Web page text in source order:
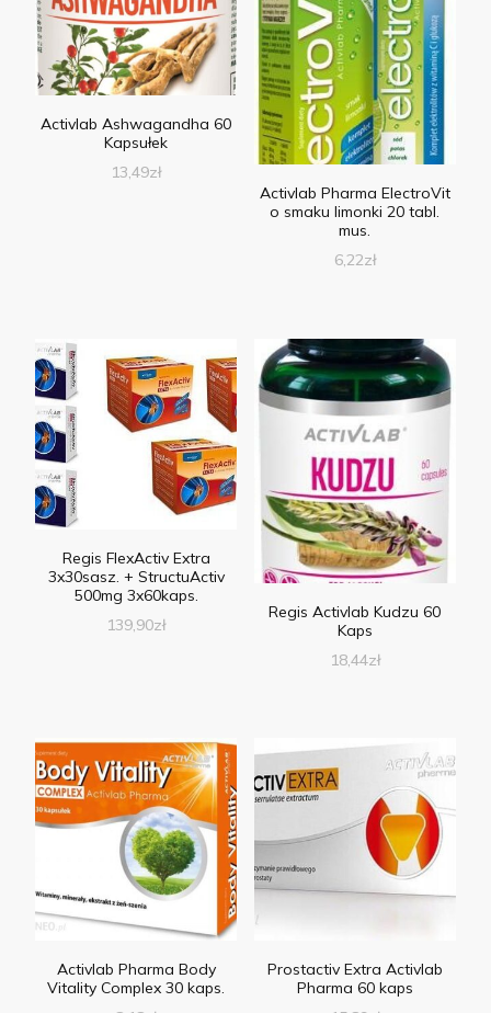
Activlab Ashwagandha 60
Kapsułek
13,49zł
Activlab Pharma ElectroVit
o smaku limonki 20 tabl.
mus.
6,22zł
Regis FlexActiv Extra
3x30sasz. + StructuActiv
500mg 3x60kaps.
139,90zł
Regis Activlab Kudzu 60
Kaps
18,44zł
Activlab Pharma Body
Vitality Complex 30 kaps.
Prostactiv Extra Activlab
Pharma 60 kaps